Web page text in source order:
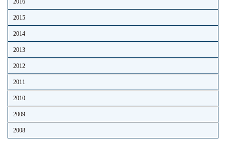
2015
2014
2013
2012
2011
2010
2009
2008